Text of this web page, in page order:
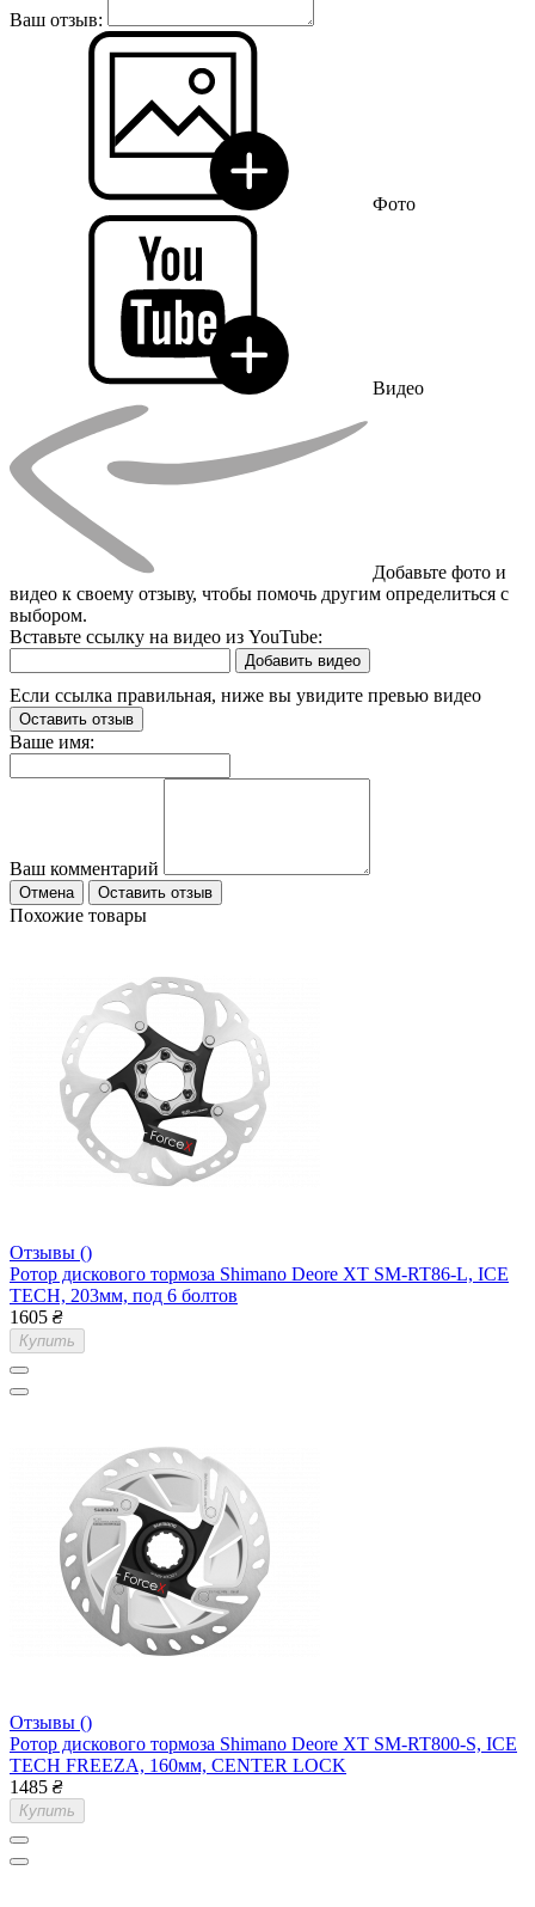
Ваш отзыв:
Фото
Видео
Добавьте фото и
видео к своему отзыву, чтобы помочь другим определиться с
выбором.
Вставьте ссылку на видео из YouTube:
Добавить видео
Если ссылка правильная, ниже вы увидите превью видео
Оставить отзыв
Ваше имя:
Ваш комментарий
Отмена Оставить отзыв
Похожие товары
Отзывы ()
Ротор дискового тормоза Shimano Deore XT SM-RT86-L, ICE
TECH, 203мм, под 6 болтов
1605 ₴
Купить
Отзывы ()
Ротор дискового тормоза Shimano Deore XT SM-RT800-S, ICE
TECH FREEZA, 160мм, CENTER LOCK
1485 ₴
Купить